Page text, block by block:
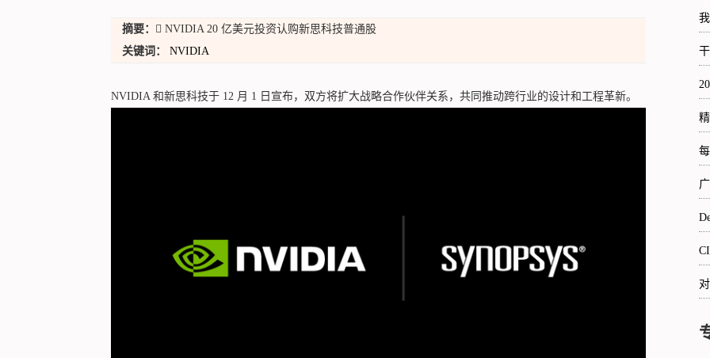
摘要：
 NVIDIA 20 亿美元投资认购新思科技普通股
关键词：
NVIDIA
NVIDIA 和新思科技于 12 月 1 日宣布，双方将扩大战略合作伙伴关系，共同推动跨行业的设计和工程革新。